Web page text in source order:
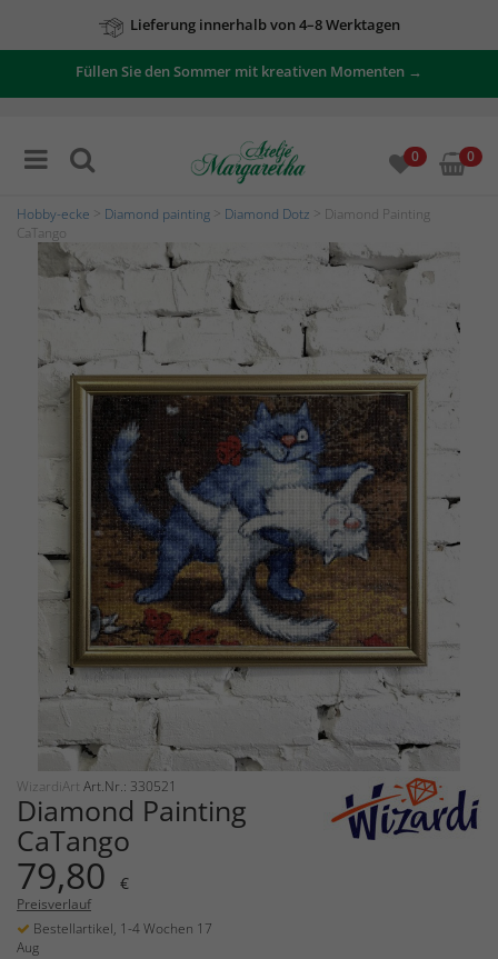
Lieferung innerhalb von 4–8 Werktagen
Füllen Sie den Sommer mit kreativen Momenten →
0 0
Hobby-ecke Diamond painting Diamond Dotz > Diamond Painting
CaTango
WizardiArt Art.Nr.: 330521
Diamond Painting
CaTango
79,80 €
Preisverlauf
Bestellartikel, 1-4 Wochen 17
Aug